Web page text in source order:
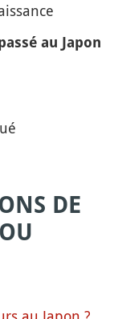
au Japon
DE